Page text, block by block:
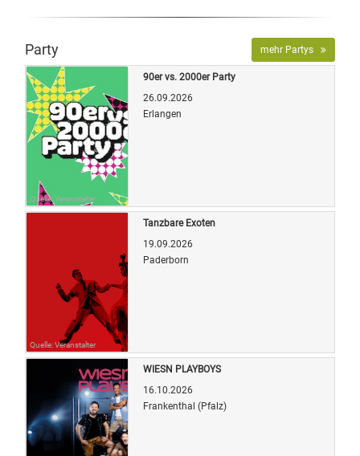
Party mehr Partys
Quelle: Veranstalter
90er vs. 2000er Party
26.09.2026
Erlangen
Quelle: Veranstalter
Tanzbare Exoten
19.09.2026
Paderborn
WIESN PLAYBOYS
16.10.2026
Frankenthal (Pfalz)